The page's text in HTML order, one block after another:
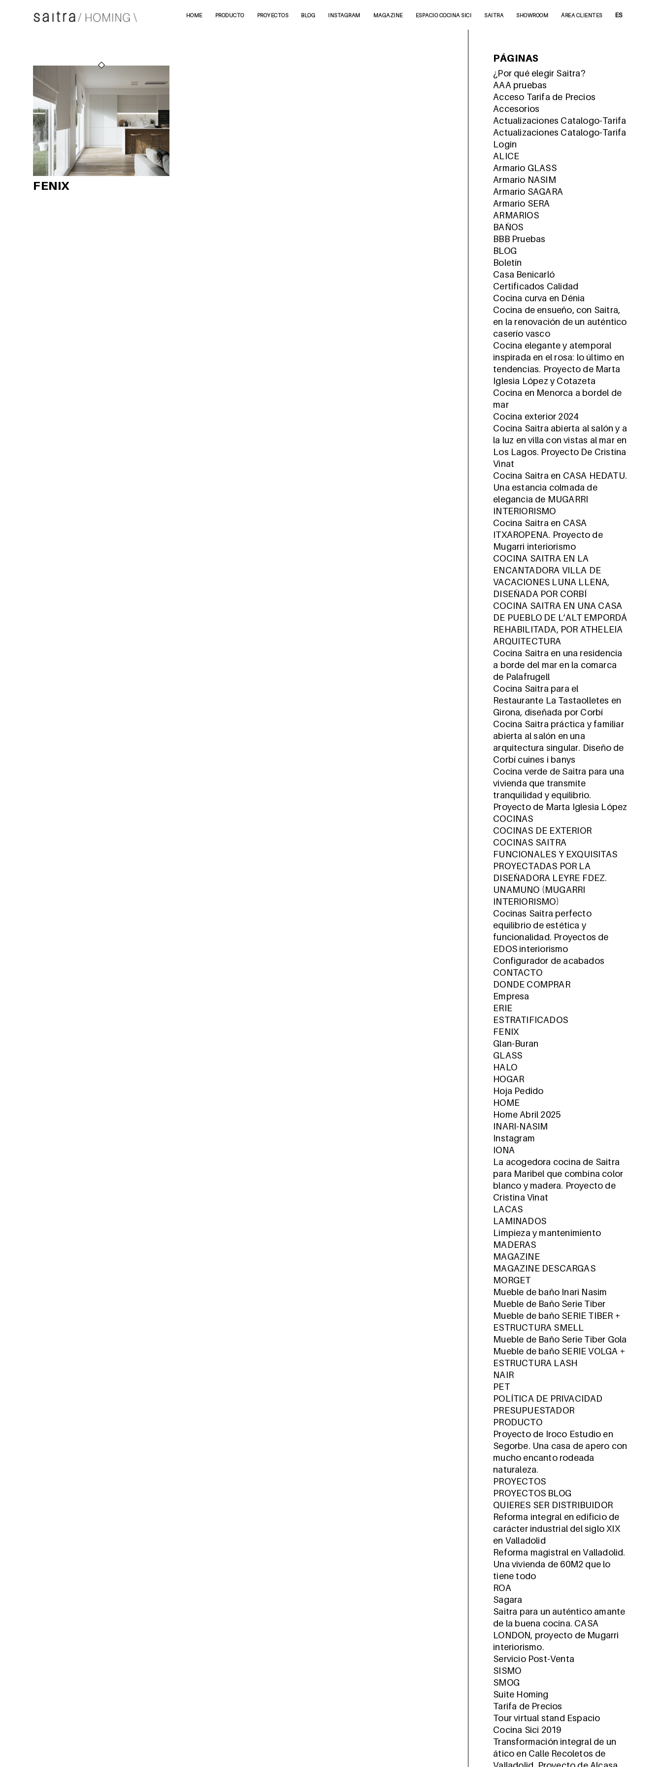
HOME PRODUCTO PROYECTOS BLOG INSTAGRAM MAGAZINE ESPACIO COCINA SICI SAITRA SHOWROOM ÁREA CLIENTES ES
FENIX
PÁGINAS
¿Por qué elegir Saitra?
AAA pruebas
Acceso Tarifa de Precios
Accesorios
Actualizaciones Catalogo-Tarifa
Actualizaciones Catalogo-Tarifa
Login
ALICE
Armario GLASS
Armario NASIM
Armario SAGARA
Armario SERA
ARMARIOS
BAÑOS
BBB Pruebas
BLOG
Boletín
Casa Benicarló
Certificados Calidad
Cocina curva en Dénia
Cocina de ensueño, con Saitra,
en la renovación de un auténtico
caserío vasco
Cocina elegante y atemporal
inspirada en el rosa: lo último en
tendencias. Proyecto de Marta
Iglesia López y Cotazeta
Cocina en Menorca a bordel de
mar
Cocina exterior 2024
Cocina Saitra abierta al salón y a
la luz en villa con vistas al mar en
Los Lagos. Proyecto De Cristina
Vinat
Cocina Saitra en CASA HEDATU.
Una estancia colmada de
elegancia de MUGARRI
INTERIORISMO
Cocina Saitra en CASA
ITXAROPENA. Proyecto de
Mugarri interiorismo
COCINA SAITRA EN LA
ENCANTADORA VILLA DE
VACACIONES LUNA LLENA,
DISEÑADA POR CORBÍ
COCINA SAITRA EN UNA CASA
DE PUEBLO DE L’ALT EMPORDÁ
REHABILITADA, POR ATHELEIA
ARQUITECTURA
Cocina Saitra en una residencia
a borde del mar en la comarca
de Palafrugell
Cocina Saitra para el
Restaurante La Tastaolletes en
Girona, diseñada por Corbí
Cocina Saitra práctica y familiar
abierta al salón en una
arquitectura singular. Diseño de
Corbí cuines i banys
Cocina verde de Saitra para una
vivienda que transmite
tranquilidad y equilibrio.
Proyecto de Marta Iglesia López
COCINAS
COCINAS DE EXTERIOR
COCINAS SAITRA
FUNCIONALES Y EXQUISITAS
PROYECTADAS POR LA
DISEÑADORA LEYRE FDEZ.
UNAMUNO (MUGARRI
INTERIORISMO)
Cocinas Saitra perfecto
equilibrio de estética y
funcionalidad. Proyectos de
EDOS interiorismo
Configurador de acabados
CONTACTO
DONDE COMPRAR
Empresa
ERIE
ESTRATIFICADOS
FENIX
Glan-Buran
GLASS
HALO
HOGAR
Hoja Pedido
HOME
Home Abril 2025
INARI-NASIM
Instagram
IONA
La acogedora cocina de Saitra
para Maribel que combina color
blanco y madera. Proyecto de
Cristina Vinat
LACAS
LAMINADOS
Limpieza y mantenimiento
MADERAS
MAGAZINE
MAGAZINE DESCARGAS
MORGET
Mueble de baño Inari Nasim
Mueble de Baño Serie Tiber
Mueble de baño SERIE TIBER +
ESTRUCTURA SMELL
Mueble de Baño Serie Tiber Gola
Mueble de baño SERIE VOLGA +
ESTRUCTURA LASH
NAIR
PET
POLÍTICA DE PRIVACIDAD
PRESUPUESTADOR
PRODUCTO
Proyecto de Iroco Estudio en
Segorbe. Una casa de apero con
mucho encanto rodeada
naturaleza.
PROYECTOS
PROYECTOS BLOG
QUIERES SER DISTRIBUIDOR
Reforma integral en edificio de
carácter industrial del siglo XIX
en Valladolid
Reforma magistral en Valladolid.
Una vivienda de 60M2 que lo
tiene todo
ROA
Sagara
Saitra para un auténtico amante
de la buena cocina. CASA
LONDON, proyecto de Mugarri
interiorismo.
Servicio Post-Venta
SISMO
SMOG
Suite Homing
Tarifa de Precios
Tour virtual stand Espacio
Cocina Sici 2019
Transformación integral de un
ático en Calle Recoletos de